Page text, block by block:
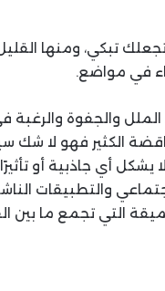
تبكي، ومنها
في مواضع.
والجفوة والرغبة
الكثير فهو لا
يشكل أي جاذبية أو
والتطبيقات
التي تجمع ما بين